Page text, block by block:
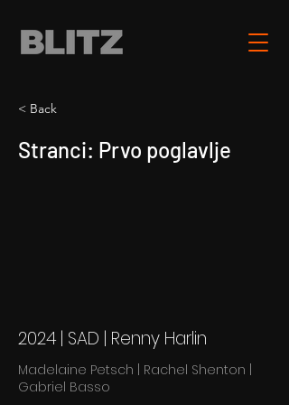
< Back
Stranci: Prvo poglavlje
2024 | SAD | Renny Harlin
Madelaine Petsch | Rachel Shenton |
Gabriel Basso